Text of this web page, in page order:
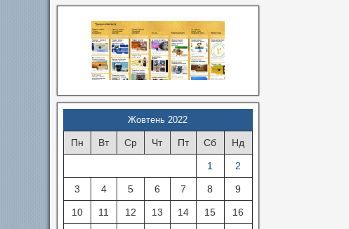
Жовтень 2022
Пн Вт Ср Чт Пт Сб Нд
1 2
3 4 5 6 7 8 9
10 11 12 13 14 15 16